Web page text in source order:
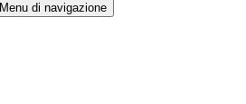
Menu di navigazione